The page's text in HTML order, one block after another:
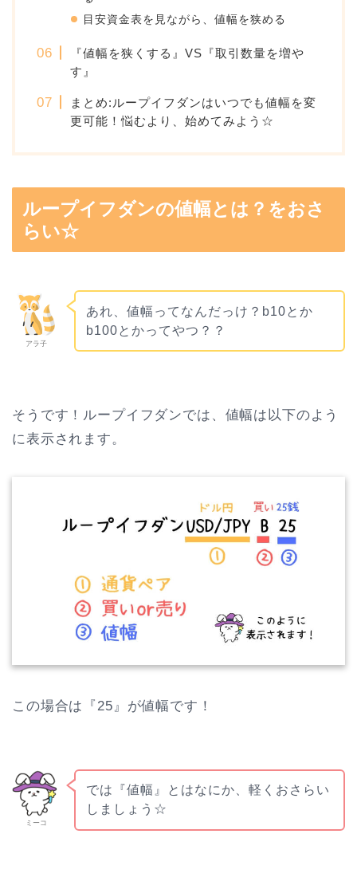
目安資金表を見ながら、値幅を狭める
『値幅を狭くする』VS『取引数量を増や
す』
まとめ:ループイフダンはいつでも値幅を変
更可能！悩むより、始めてみよう☆
ループイフダンの値幅とは？をおさ
らい☆
アラ子
あれ、値幅ってなんだっけ？b10とか
b100とかってやつ？？
そうです！ループイフダンでは、値幅は以下のよう
に表示されます。
この場合は『25』が値幅です！
ミーコ
では『値幅』とはなにか、軽くおさらい
しましょう☆